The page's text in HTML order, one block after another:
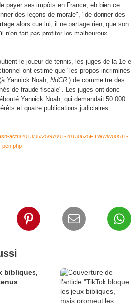
payer ses impôts en France, eh bien ce
des leçons de morale", "de donner des
alors que lui, il ne partage rien, que son
n'en fait pas profiter les malheureux
le joueur de tennis, les juges de la 1e e
ont estimé que "les propos incriminés
Yannick Noah, NdCR.) de commettre des
de fraude fiscale". Les juges ont donc
Yannick Noah, qui demandait 50.000
et quatre publications judiciaires.
actu/2013/06/25/97001-20130625FILWWW00511-
pen.php
bibliques,